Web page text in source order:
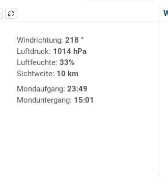
Windrichtung: 218 °
Luftdruck: 1014 hPa
Luftfeuchte: 33%
Sichtweite: 10 km
Mondaufgang: 23:49
Monduntergang: 15:01